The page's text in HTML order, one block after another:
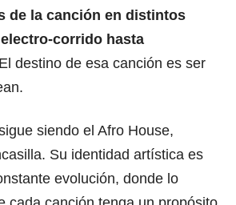
de la canción en distintos
corrido hasta
destino de esa canción es ser
siendo el Afro House,
Su identidad artística es
evolución, donde lo